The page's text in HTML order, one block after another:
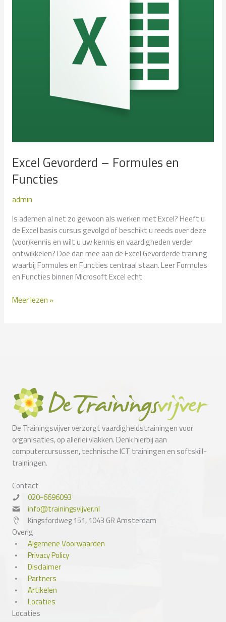
Excel Gevorderd – Formules en
Functies
admin
Is ademen al net zo gewoon als werken met Excel? Heeft u
de Excel basis cursus gevolgd of beschikt u reeds over deze
(voor)kennis en wilt u uw kennis en vaardigheden verder
ontwikkelen? Doe dan mee aan de Excel Gevorderde training
waarbij Formules en Functies centraal staan. Leer Formules
en Functies binnen Microsoft Excel echt
Excel
Meer lezen »
De Trainingsvijver verzorgt vaardigheidstrainingen voor
organisaties, op allerlei vlakken. Denk hierbij aan
computercursussen, technische ICT trainingen en softskill-
trainingen.
Contact
020-6696093
info@trainingsvijver.nl
Kingsfordweg 151, 1043 GR Amsterdam
Overig
Algemene Voorwaarden
Privacy Policy
Disclaimer
Partners
Artikelen
Locaties
Locaties